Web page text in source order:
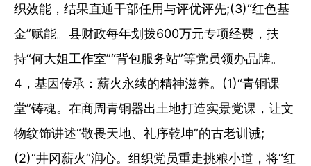
织效能，结果直通干部任用与评优评先;(3)“红色基
金”赋能。县财政每年划拨600万元专项经费，扶
持“何大姐工作室”“背包服务站”等党员领办品牌。
4，基因传承：薪火永续的精神滋养。(1)“青铜课
堂”铸魂。在商周青铜器出土地打造实景党课，让文
物纹饰讲述“敬畏天地、礼序乾坤”的古老训诫;
(2)“井冈薪火”润心。组织党员重走挑粮小道，将“红